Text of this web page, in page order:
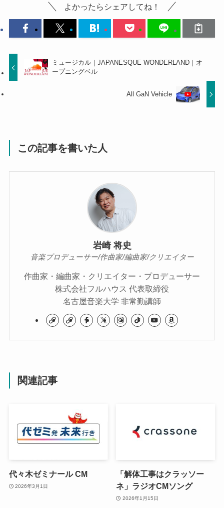
よかったらシェアしてね！
ミュージカル｜JAPANESQUE WONDERLAND｜オ
ープニングベル
All GaN Vehicle
この記事を書いた人
岩崎 将史
音楽プロデューサー/作曲家/編曲家/クリエイター
作曲家・編曲家・クリエイター・プロデューサー
株式会社フルハウス 代表取締役
名古屋音楽大学 非常勤講師
関連記事
代々木ゼミナール CM
2026年3月1日
「解体工事はクラッソー
ネ」ラジオCMソング
2026年1月15日